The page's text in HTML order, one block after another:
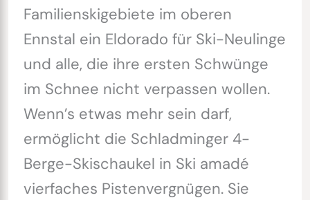
Familienskigebiete im oberen
Ennstal ein Eldorado für Ski-Neulinge
und alle, die ihre ersten Schwünge
im Schnee nicht verpassen wollen.
Wenn’s etwas mehr sein darf,
ermöglicht die Schladminger 4-
Berge-Skischaukel in Ski amadé
vierfaches Pistenvergnügen. Sie